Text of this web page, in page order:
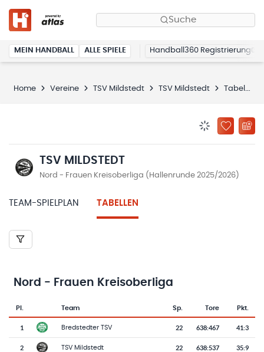
Suche
MEIN HANDBALL ALLE SPIELE Handball360 Registrierung
Home Vereine TSV Mildstedt TSV Mildstedt Tabellen
ZU
TSV MILDSTEDT
Nord - Frauen Kreisoberliga (Hallenrunde 2025/2026)
TEAM-SPIELPLAN TABELLEN
Nord - Frauen Kreisoberliga
Tabelle mit Vereinsplatzierungen, Spielen, Toren und Punkten
Pl.
Team-Logo
Team Sp. Tore Pkt.
1 Bredstedter TSV 22 638:467 41:3
2 TSV Mildstedt 22 638:537 35:9